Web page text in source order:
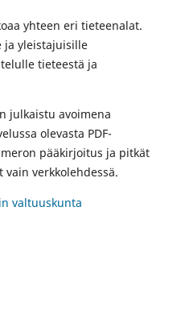
yhteen eri tieteenalat.
ja yleistajuisille
tieteestä ja
julkaistu avoimena
olevasta PDF-
pääkirjoitus ja pitkät
verkkolehdessä.
valtuuskunta